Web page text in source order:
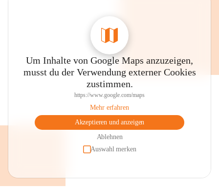
Um Inhalte von Google Maps anzuzeigen,
musst du der Verwendung externer Cookies
zustimmen.
https://www.google.com/maps
Mehr erfahren
Akzeptieren und anzeigen
Ablehnen
Auswahl merken